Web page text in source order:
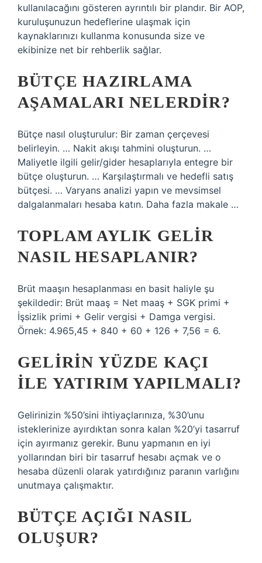
kullanılacağını gösteren ayrıntılı bir plandır. Bir AOP,
kuruluşunuzun hedeflerine ulaşmak için
kaynaklarınızı kullanma konusunda size ve
ekibinize net bir rehberlik sağlar.
BÜTÇE HAZIRLAMA
AŞAMALARI NELERDIR?
Bütçe nasıl oluşturulur: Bir zaman çerçevesi
belirleyin. … Nakit akışı tahmini oluşturun. …
Maliyetle ilgili gelir/gider hesaplarıyla entegre bir
bütçe oluşturun. … Karşılaştırmalı ve hedefli satış
bütçesi. … Varyans analizi yapın ve mevsimsel
dalgalanmaları hesaba katın. Daha fazla makale …
TOPLAM AYLIK GELIR
NASIL HESAPLANIR?
Brüt maaşın hesaplanması en basit haliyle şu
şekildedir: Brüt maaş = Net maaş + SGK primi +
İşsizlik primi + Gelir vergisi + Damga vergisi.
Örnek: 4.965,45 + 840 + 60 + 126 + 7,56 = 6.
GELIRIN YÜZDE KAÇI
ILE YATIRIM YAPILMALI?
Gelirinizin %50’sini ihtiyaçlarınıza, %30’unu
isteklerinize ayırdıktan sonra kalan %20’yi tasarruf
için ayırmanız gerekir. Bunu yapmanın en iyi
yollarından biri bir tasarruf hesabı açmak ve o
hesaba düzenli olarak yatırdığınız paranın varlığını
unutmaya çalışmaktır.
BÜTÇE AÇIĞI NASIL
OLUŞUR?